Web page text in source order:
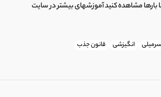
بارها مشاهده کنید آموزشهای بیشتر در سایت
انگیزشی قانون جذب